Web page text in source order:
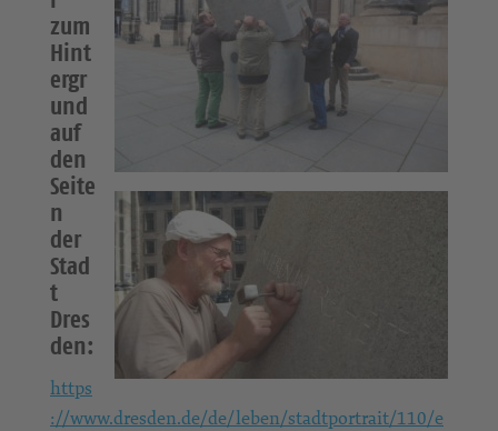
zum
Hint
ergr
und
auf
den
Seite
n
der
Stad
t
Dres
den:
https
://www.dresden.de/de/leben/stadtportrait/110/e